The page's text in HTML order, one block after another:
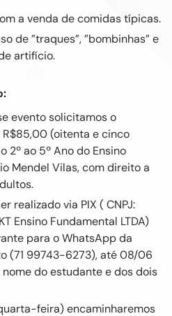
a venda de comidas típicas.
de ”traques”, ”bombinhas” e
artifício.
evento solicitamos o
(oitenta e cinco
2º ao 5º Ano do Ensino
Mendel Vilas, com direito a
realizado via PIX ( CNPJ:
Ensino Fundamental LTDA)
para o WhatsApp da
(71 99743-6273), até 08/06
do estudante e dos dois
feira) encaminharemos